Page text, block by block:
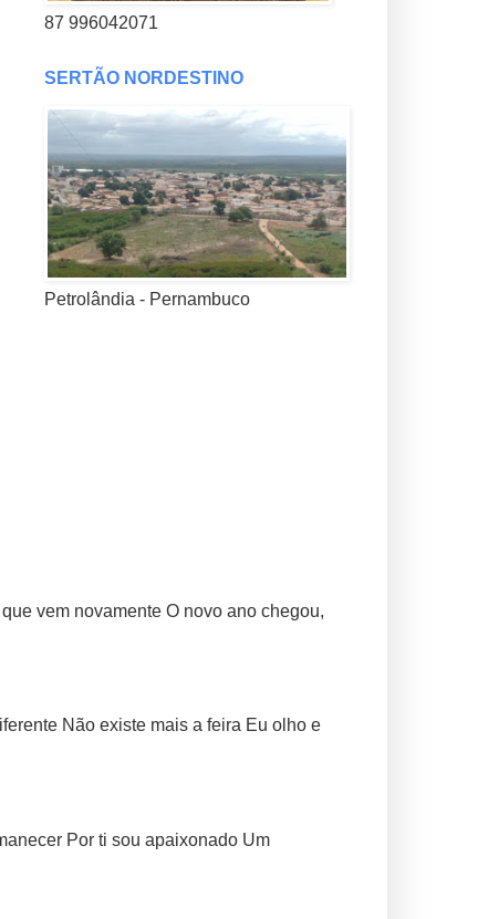
87 996042071
SERTÃO NORDESTINO
Petrolândia - Pernambuco
vem novamente O novo ano chegou,
Não existe mais a feira Eu olho e
Por ti sou apaixonado Um